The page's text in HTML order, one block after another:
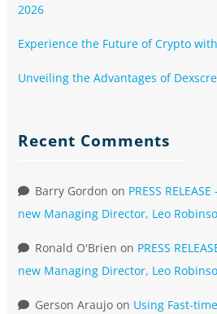
2026
Experience the Future of Crypto
Unveiling the Advantages of
Recent Comments
Barry Gordon on PRESS
new Managing Director, Leo
Ronald O'Brien on PRESS
new Managing Director, Leo
Gerson Araujo on Using Fast-